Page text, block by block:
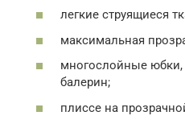
легкие струящиеся
максимальная
многослойные
балерин;
плиссе на